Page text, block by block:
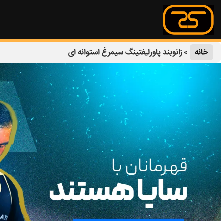
خانه »زانوبند پاورلیفتینگ سیمرغ استوانه ای